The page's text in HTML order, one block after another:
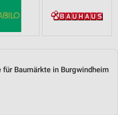
Baumärkte in Burgwindheim